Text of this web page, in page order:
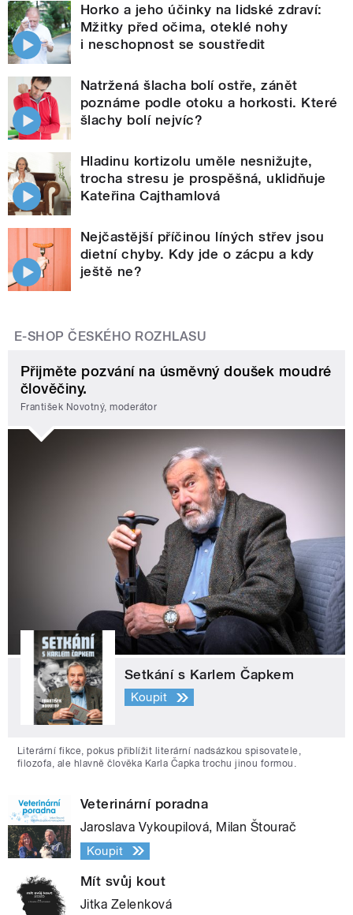
Horko a jeho účinky na lidské zdraví:
Mžitky před očima, oteklé nohy
i neschopnost se soustředit
Natržená šlacha bolí ostře, zánět
poznáme podle otoku a horkosti. Které
šlachy bolí nejvíc?
Hladinu kortizolu uměle nesnižujte,
trocha stresu je prospěšná, uklidňuje
Kateřina Cajthamlová
Nejčastější příčinou líných střev jsou
dietní chyby. Kdy jde o zácpu a kdy
ještě ne?
E-SHOP ČESKÉHO ROZHLASU
Přijměte pozvání na úsměvný doušek moudré
člověčiny.
František Novotný, moderátor
Setkání s Karlem Čapkem
Koupit
Literární fikce, pokus přiblížit literární nadsázkou spisovatele,
filozofa, ale hlavně člověka Karla Čapka trochu jinou formou.
Veterinární poradna
Jaroslava Vykoupilová, Milan Štourač
Koupit
Mít svůj kout
Jitka Zelenková